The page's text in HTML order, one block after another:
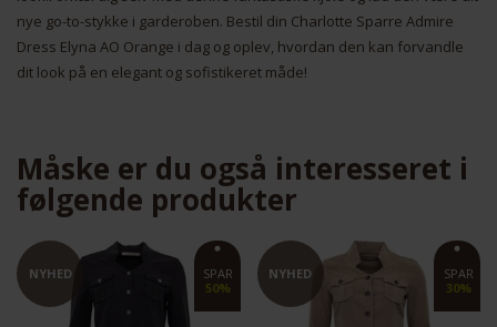
Nødvendige Markedsføring
Funktionelle
nye go-to-stykke i garderoben. Bestil din Charlotte Sparre Admire
Dress Elyna AO Orange i dag og oplev, hvordan den kan forvandle
dit look på en elegant og sofistikeret måde!
Måske er du også interesseret i
følgende produkter
NYHED
SPAR
30%
NYHED
SPAR
30%